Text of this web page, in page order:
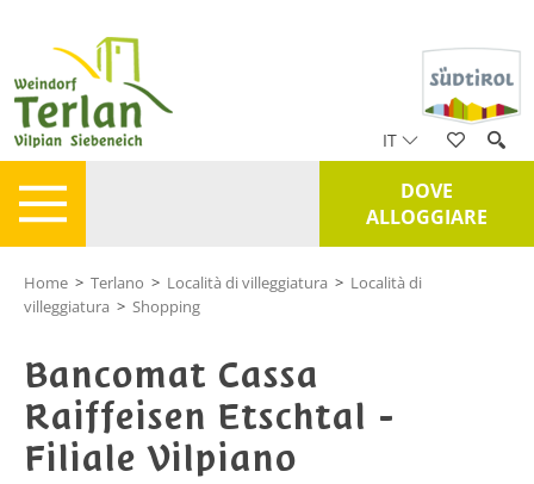
IT
DOVE
ALLOGGIARE
Home > Terlano > Località di villeggiatura > Località di
villeggiatura > Shopping
Bancomat Cassa
Raiffeisen Etschtal -
Filiale Vilpiano